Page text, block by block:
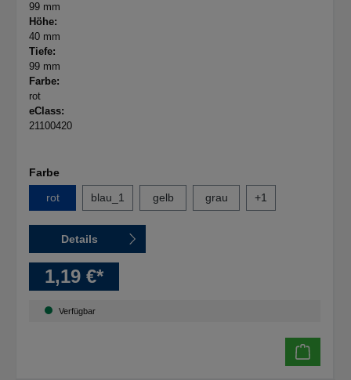
99 mm
Höhe:
40 mm
Tiefe:
99 mm
Farbe:
rot
eClass:
21100420
Farbe
rot
blau_1 gelb grau +1
Details
1,19 €*
Verfügbar